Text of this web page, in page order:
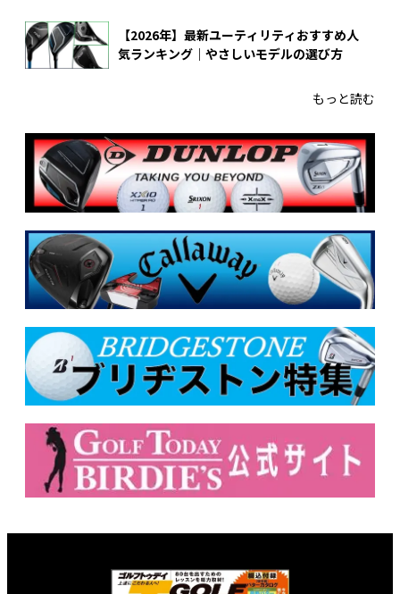
【2026年】最新ユーティリティおすすめ人
気ランキング｜やさしいモデルの選び方
もっと読む